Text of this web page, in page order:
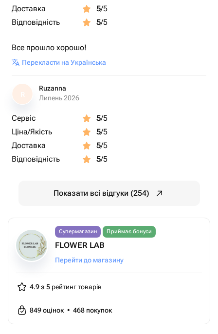
Доставка 5/5
Відповідність
5/5
Все прошло хорошо!
Перекласти на Українська
R
Ruzanna
Липень 2026
Сервіс 5/5
Ціна/Якість
5/5
Доставка
5/5
Відповідність
5/5
Показати всі відгуки (254)
Супермагазин Приймає бонуси
FLOWER LAB
Перейти до магазину
4.9 з 5 рейтинг товарів
849оцінок • 468 покупок